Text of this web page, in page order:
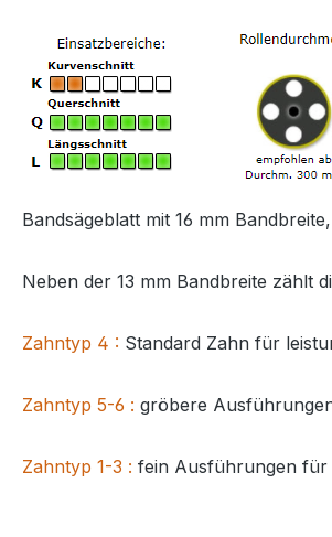
Bandsägeblatt mit 16 mm
Neben der 13 mm Bandbreite zählt
Zahntyp 4 : Standard Zahn für
Zahntyp 5-6 : gröbere
Zahntyp 1-3 : fein Ausführungen für